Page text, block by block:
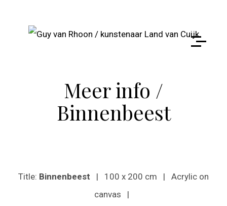
Meer info /
Binnenbeest
Title: Binnenbeest
| 100 x 200 cm | Acrylic on
canvas |